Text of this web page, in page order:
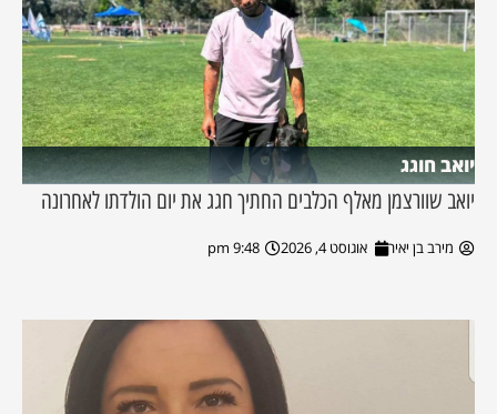
יואב חוגג
יואב שוורצמן מאלף הכלבים החתיך חגג את יום הולדתו לאחרונה
מירב בן יאיר אוגוסט 4, 2026 9:48 pm